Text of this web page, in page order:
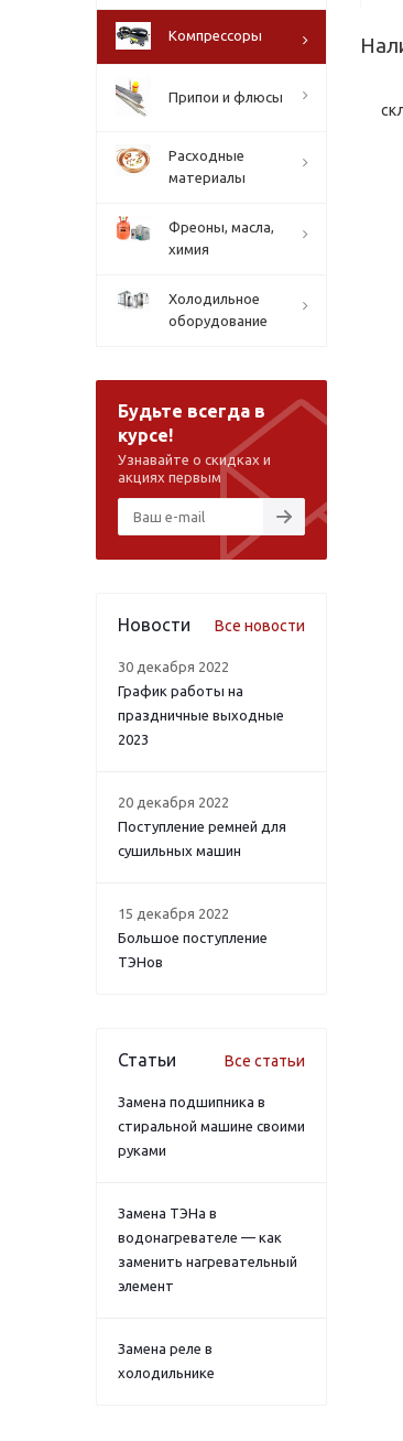
Компрессоры
Припои и флюсы
Расходные
материалы
Фреоны, масла,
химия
Холодильное
оборудование
Будьте всегда в
курсе!
Узнавайте о скидках и
акциях первым
Новости Все новости
30 декабря 2022
График работы на
праздничные выходные
2023
20 декабря 2022
Поступление ремней для
сушильных машин
15 декабря 2022
Большое поступление
ТЭНов
Статьи Все статьи
Замена подшипника в
стиральной машине своими
руками
Замена ТЭНа в
водонагревателе — как
заменить нагревательный
элемент
Замена реле в
холодильнике